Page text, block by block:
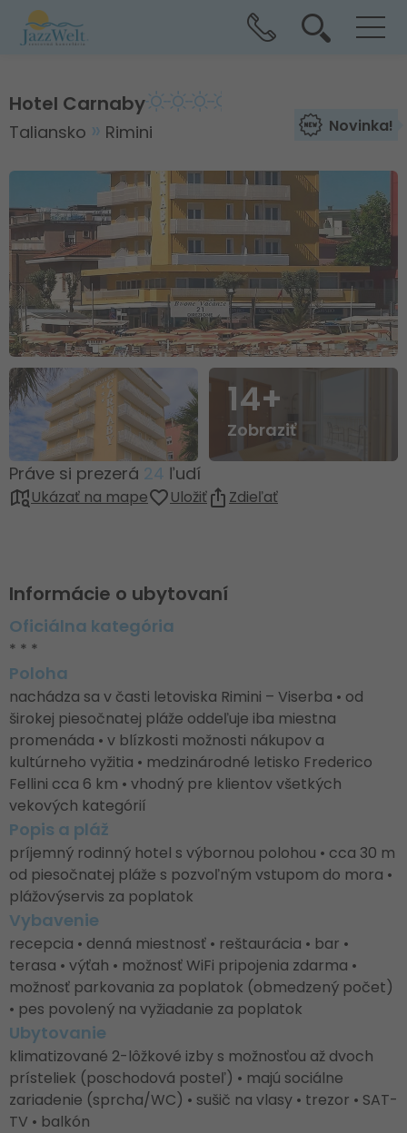
Hotel Carnaby
Taliansko Rimini Novinka!
14+
Zobraziť
Práve si prezerá 24 ľudí
Ukázať na mape Uložiť Zdieľať
Informácie o ubytovaní
Oficiálna kategória
* * *
Poloha
nachádza sa v časti letoviska Rimini – Viserba • od
širokej piesočnatej pláže oddeľuje iba miestna
promenáda • v blízkosti možnosti nákupov a
kultúrneho vyžitia • medzinárodné letisko Frederico
Fellini cca 6 km • vhodný pre klientov všetkých
vekových kategórií
Popis a pláž
príjemný rodinný hotel s výbornou polohou • cca 30 m
od piesočnatej pláže s pozvoľným vstupom do mora •
plážovýservis za poplatok
Vybavenie
recepcia • denná miestnosť • reštaurácia • bar •
terasa • výťah • možnosť WiFi pripojenia zdarma •
možnosť parkovania za poplatok (obmedzený počet)
• pes povolený na vyžiadanie za poplatok
Ubytovanie
klimatizované 2-lôžkové izby s možnosťou až dvoch
prísteliek (poschodová posteľ) • majú sociálne
zariadenie (sprcha/WC) • sušič na vlasy • trezor • SAT-
TV • balkón